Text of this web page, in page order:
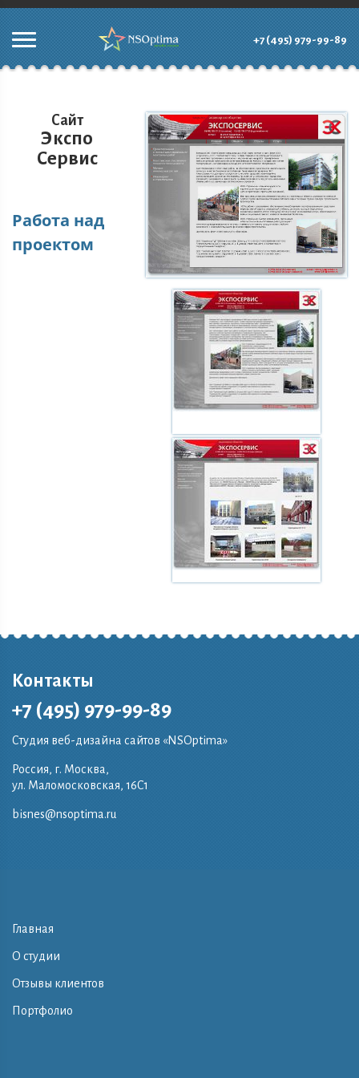
+7 (495) 979-99-89
Сайт
Экспо
Сервис
Работа над
проектом
Контакты
+7 (495) 979-99-89
Студия веб-дизайна сайтов «NSOptima»
Россия, г. Москва,
ул. Маломосковская, 16C1
bisnes@nsoptima.ru
Главная
О студии
Отзывы клиентов
Портфолио